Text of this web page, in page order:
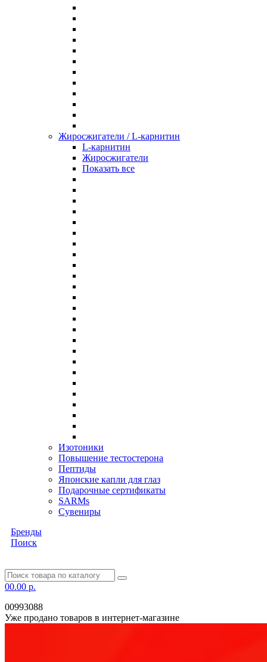
Жиросжигатели / L-карнитин
L-карнитин
Жиросжигатели
Показать все
Изотоники
Повышение тестостерона
Пептиды
Японские капли для глаз
Подарочные сертификаты
SARMs
Сувениры
Бренды
Поиск
00.00 р.
00993088
Уже продано товаров в интернет-магазине